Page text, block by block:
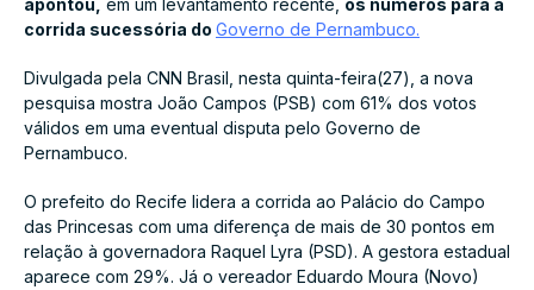
apontou, em um levantamento recente, os números para a
corrida sucessória do Governo de Pernambuco.
Divulgada pela CNN Brasil, nesta quinta-feira(27), a nova
pesquisa mostra João Campos (PSB) com 61% dos votos
válidos em uma eventual disputa pelo Governo de
Pernambuco.
O prefeito do Recife lidera a corrida ao Palácio do Campo
das Princesas com uma diferença de mais de 30 pontos em
relação à governadora Raquel Lyra (PSD). A gestora estadual
aparece com 29%. Já o vereador Eduardo Moura (Novo)